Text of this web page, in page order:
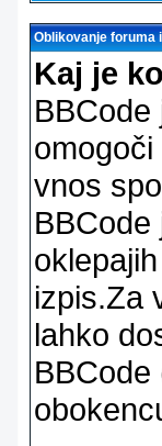
Oblikovanje foruma
Kaj je
vnos
izpis.Za
lahko